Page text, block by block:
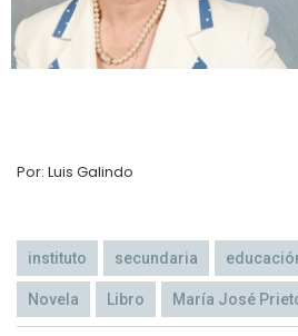
Por: Luis Galindo
instituto secundaria
Novela Libro María José